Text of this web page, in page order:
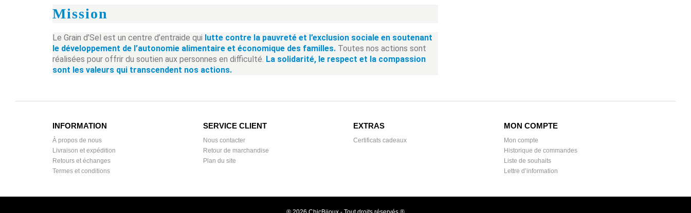
Mission
Le Grain d’Sel est un centre d’entraide qui lutte contre la pauvreté et l’exclusion sociale en soutenant
le développement de l’autonomie alimentaire et économique des familles. Toutes nos actions sont
réalisées pour offrir du soutien aux personnes en difficulté. La solidarité, le respect et la compassion
sont les valeurs qui transcendent nos actions.
INFORMATION
À propos de nous
Livraison et expédition
Retours et échanges
Termes et conditions
SERVICE CLIENT
Nous contacter
Retour de marchandise
Plan du site
EXTRAS
Certificats cadeaux
MON COMPTE
Mon compte
Historique de commandes
Liste de souhaits
Lettre d’information